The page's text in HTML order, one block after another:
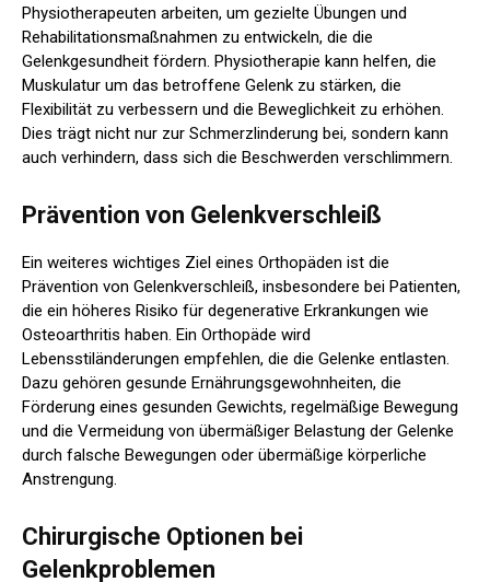
Physiotherapeuten arbeiten, um gezielte Übungen und
Rehabilitationsmaßnahmen zu entwickeln, die die
Gelenkgesundheit fördern. Physiotherapie kann helfen, die
Muskulatur um das betroffene Gelenk zu stärken, die
Flexibilität zu verbessern und die Beweglichkeit zu erhöhen.
Dies trägt nicht nur zur Schmerzlinderung bei, sondern kann
auch verhindern, dass sich die Beschwerden verschlimmern.
Prävention von Gelenkverschleiß
Ein weiteres wichtiges Ziel eines Orthopäden ist die
Prävention von Gelenkverschleiß, insbesondere bei Patienten,
die ein höheres Risiko für degenerative Erkrankungen wie
Osteoarthritis haben. Ein Orthopäde wird
Lebensstiländerungen empfehlen, die die Gelenke entlasten.
Dazu gehören gesunde Ernährungsgewohnheiten, die
Förderung eines gesunden Gewichts, regelmäßige Bewegung
und die Vermeidung von übermäßiger Belastung der Gelenke
durch falsche Bewegungen oder übermäßige körperliche
Anstrengung.
Chirurgische Optionen bei
Gelenkproblemen